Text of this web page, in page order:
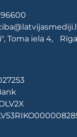
Toma iela 4,